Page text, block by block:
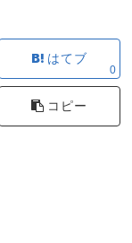
はてブ
0
コピー